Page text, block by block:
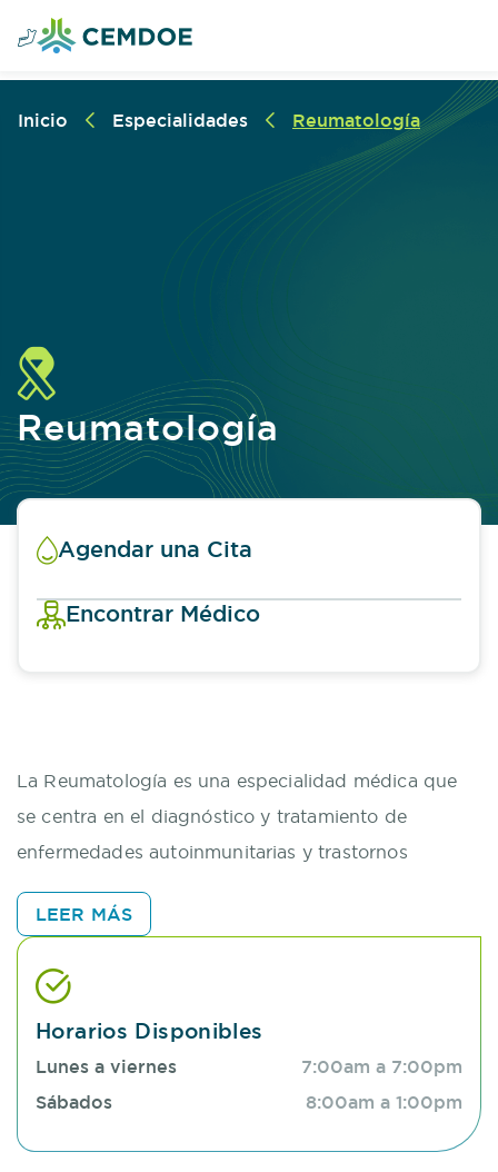
Inicio Especialidades Reumatología
Reumatología
Agendar una Cita
Encontrar Médico
La Reumatología es una especialidad médica que
se centra en el diagnóstico y tratamiento de
enfermedades autoinmunitarias y trastornos
musculoesqueléticos, como la artritis, lupus y
fibromialgia. Nuestro equipo de reumatólogos está
altamente capacitado para ofrecer un enfoque
personalizado a cada paciente, abordando sus
necesidades específicas.
Utilizamos tratamientos basados en evidencia, que
incluyen medicamentos y terapias físicas, con el
objetivo de mejorar la calidad de vida y reducir el
LEER MÁS
Horarios Disponibles
Lunes a viernes
7:00am a 7:00pm
Sábados
8:00am a 1:00pm